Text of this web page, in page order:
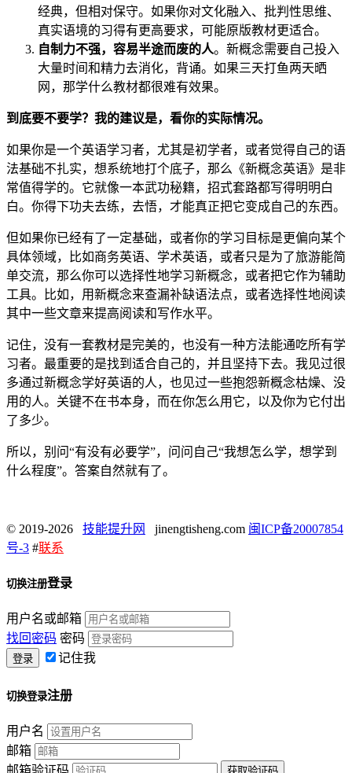
经典，但相对保守。如果你对文化融入、批判性思维、
真实语境的习得有更高要求，可能原版教材更适合。
自制力不强，容易半途而废的人。新概念需要自己投入
大量时间和精力去消化，背诵。如果三天打鱼两天晒
网，那学什么教材都很难有效果。
到底要不要学？我的建议是，看你的实际情况。
如果你是一个英语学习者，尤其是初学者，或者觉得自己的语
法基础不扎实，想系统地打个底子，那么《新概念英语》是非
常值得学的。它就像一本武功秘籍，招式套路都写得明明白
白。你得下功夫去练，去悟，才能真正把它变成自己的东西。
但如果你已经有了一定基础，或者你的学习目标是更偏向某个
具体领域，比如商务英语、学术英语，或者只是为了旅游能简
单交流，那么你可以选择性地学习新概念，或者把它作为辅助
工具。比如，用新概念来查漏补缺语法点，或者选择性地阅读
其中一些文章来提高阅读和写作水平。
记住，没有一套教材是完美的，也没有一种方法能通吃所有学
习者。最重要的是找到适合自己的，并且坚持下去。我见过很
多通过新概念学好英语的人，也见过一些抱怨新概念枯燥、没
用的人。关键不在书本身，而在你怎么用它，以及你为它付出
了多少。
所以，别问“有没有必要学”，问问自己“我想怎么学，想学到
什么程度”。答案自然就有了。
© 2019-2026 技能提升网 jinengtisheng.com 闽ICP备20007854
号-3 #联系
切换注册登录
用户名或邮箱
找回密码 密码
记住我
切换登录注册
用户名
邮箱
邮箱验证码